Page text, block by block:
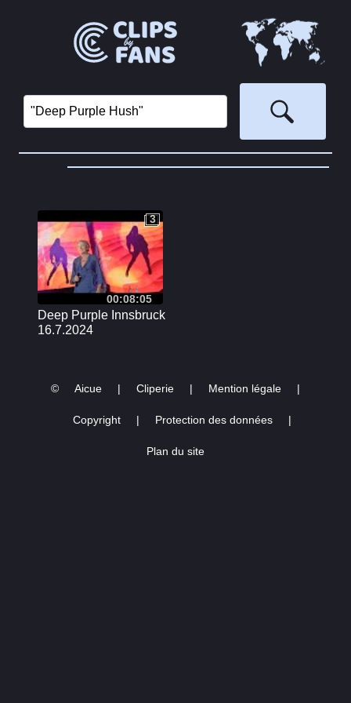
00:08:05
3
3
Deep Purple Innsbruck
16.7.2024
© Aicue | Cliperie | Mention légale |
Copyright | Protection des données |
Plan du site